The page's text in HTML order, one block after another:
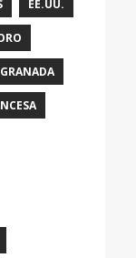
EE.UU.
GRANADA